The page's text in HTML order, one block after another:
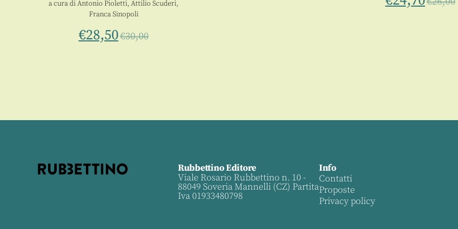
a cura diAntonio Pioletti, Attilio Scuderi,
Franca Sinopoli
€28,50€30,00
Rubbettino Editore
Viale Rosario Rubbettino n. 10 -
88049 Soveria Mannelli (CZ) Partita
Iva 01933480798
Info
Contatti
Proposte
Privacy policy